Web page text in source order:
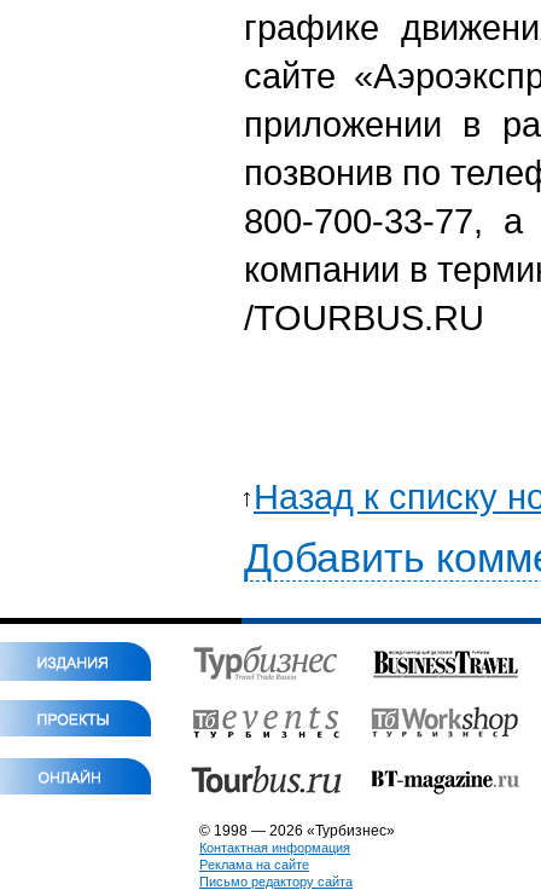
графике
сайте
приложении в
позвонив по
800-700-33-77, а
компании в
/TOURBUS.RU
Назад к списку
Добавить
© 1998 — 2026 «Турбизнес»
Контактная информация
Реклама на сайте
Письмо редактору сайта